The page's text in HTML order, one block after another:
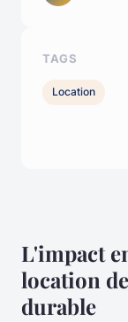
L'impact
location
durable
TAGS
Location